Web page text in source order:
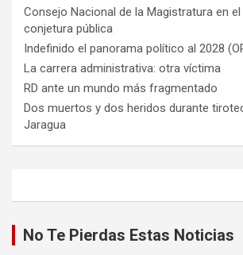
Consejo Nacional de la Magistratura en
conjetura pública
Indefinido el panorama político al 2028
La carrera administrativa: otra víctima
RD ante un mundo más fragmentado
Dos muertos y dos heridos durante
Jaragua
No Te Pierdas Estas Noticias